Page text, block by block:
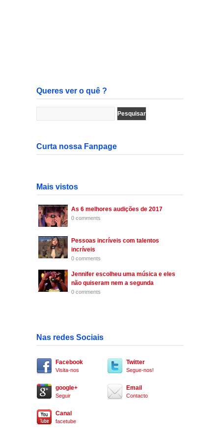
Queres ver o quê ?
Curta nossa Fanpage
Mais vistos
As 6 melhores audições de 2017
0 comments
Pessoas incríveis com talentos
incríveis
0 comments
Jennifer escolheu uma música e eles
não quiseram nem a segunda
0 comments
Nas redes Sociais
Facebook
Visita-nos
Twitter
Segue-nos!
google+
Seguir
Email
Contacto
Canal
facetube